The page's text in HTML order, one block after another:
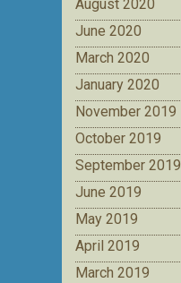
August 2020
June 2020
March 2020
January 2020
November 2019
October 2019
September 2019
June 2019
May 2019
April 2019
March 2019